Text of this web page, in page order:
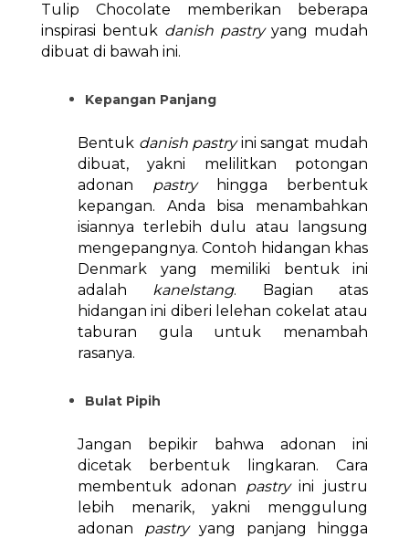
Tulip Chocolate memberikan beberapa
inspirasi bentuk danish pastry yang mudah
dibuat di bawah ini.
Kepangan Panjang
Bentuk danish pastryini sangat mudah
dibuat, yakni melilitkan potongan
adonan pastry
hingga berbentuk
kepangan. Anda bisa menambahkan
isiannya terlebih dulu atau langsung
mengepangnya. Contoh hidangan khas
Denmark yang memiliki bentuk ini
adalah kanelstang. Bagian atas
hidangan ini diberi lelehan cokelat atau
taburan gula untuk menambah
rasanya.
Bulat Pipih
Jangan bepikir bahwa adonan ini
dicetak berbentuk lingkaran. Cara
membentuk adonan pastryini justru
lebih menarik, yakni menggulung
adonan pastry yang panjang hingga